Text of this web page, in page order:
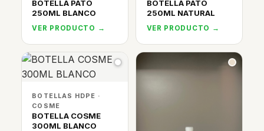
BOTELLA PATO
250ML BLANCO
VER PRODUCTO →
BOTELLA PATO
250ML NATURAL
VER PRODUCTO →
BOTELLAS HDPE ·
COSME
BOTELLA COSME
300ML BLANCO